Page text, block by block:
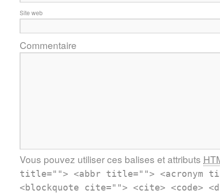
Site web
Commentaire
Vous pouvez utiliser ces balises et attributs
title=""> <abbr title=""> <acronym
<blockquote cite=""> <cite> <code>